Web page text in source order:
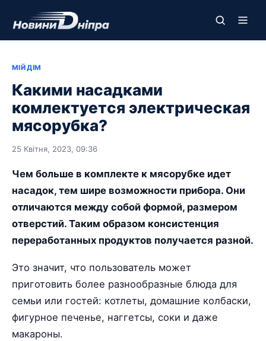
МІЙ ДІМ
Какими насадками
комлектуется электрическая
мясорубка?
25 Квітня, 2023, 09:36
Чем больше в комплекте к мясорубке идет
насадок, тем шире возможности прибора. Они
отличаются между собой формой, размером
отверстий. Таким образом консистенция
переработанных продуктов получается разной.
Это значит, что пользователь может
приготовить более разнообразные блюда для
семьи или гостей: котлеты, домашние колбаски,
фигурное печенье, наггетсы, соки и даже
макароны.